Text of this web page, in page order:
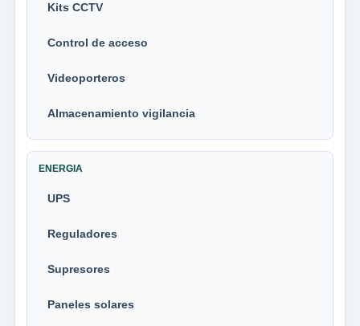
Kits CCTV
Control de acceso
Videoporteros
Almacenamiento vigilancia
ENERGIA
UPS
Reguladores
Supresores
Paneles solares